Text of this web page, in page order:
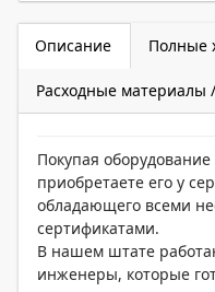
Описание Полные
Расходные материалы
Покупая
приобретаете его у
обладающего всеми
сертификатами.
В нашем штате
инженеры, которые